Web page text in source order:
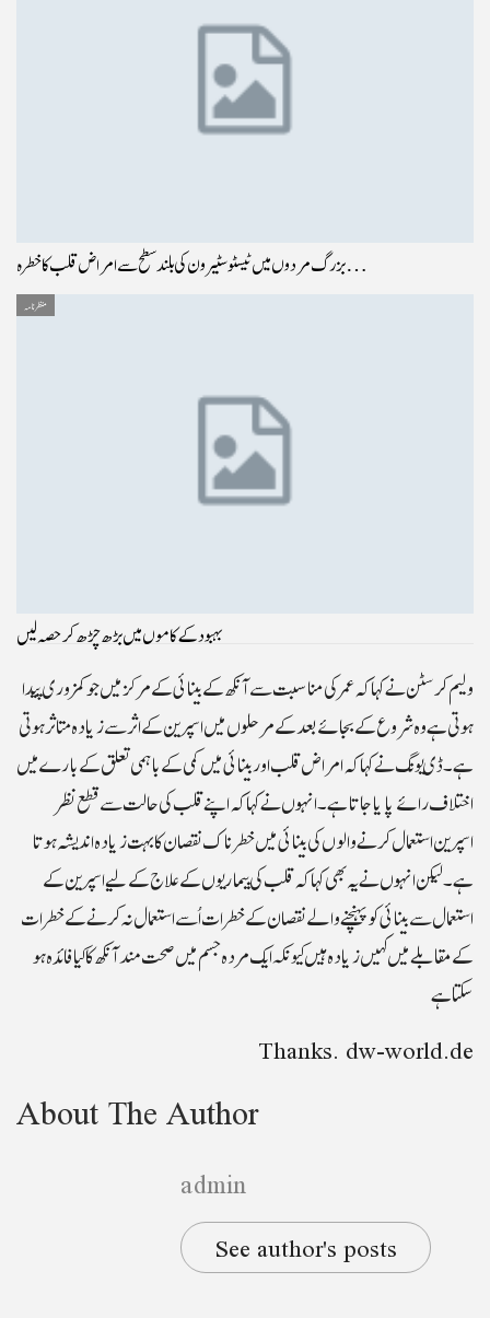
بزرگ مردوں میں ٹیسٹوسٹیرون کی بلند سطح سے امراض قلب کا خطرہ…
منظر نامہ
بہبود کے کاموں میں بڑھ چڑھ کر حصہ لیں
وليم کرسٹن نے کہا کہ عمر کی مناسبت سے آنکھ کے بينائی کے مرکز ميں جو کمزوری پيدا
ہوتی ہے وہ شروع کے بجائے بعد کے مرحلوں ميں اسپرين کے اثر سے زيادہ متاثر ہوتی
ہے۔ ڈی يونگ نے کہا کہ امراض قلب اور بينائی ميں کمی کے باہمی تعلق کے بارے ميں
اختلاف رائے پايا جاتا ہے۔ انہوں نے کہا کہ اپنے قلب کی حالت سے قطع نظر
اسپرين استعمال کرنے والوں کی بينائی ميں خطرناک نقصان کا بہت زيادہ انديشہ ہوتا
ہے۔ ليکن انہوں نے يہ بھی کہا کہ قلب کی بيماريوں کے علاج کے ليے اسپرين کے
استعمال سے بينائی کو پہنچنے والے نقصان کے خطرات اُسے استعمال نہ کرنے کے خطرات
کے مقابلے ميں کہيں زيادہ ہيں کيونکہ ايک مردہ جسم ميں صحت مند آنکھ کا کيا فائدہ ہو
سکتا ہے
Thanks. dw-world.de
About The Author
admin
See author's posts